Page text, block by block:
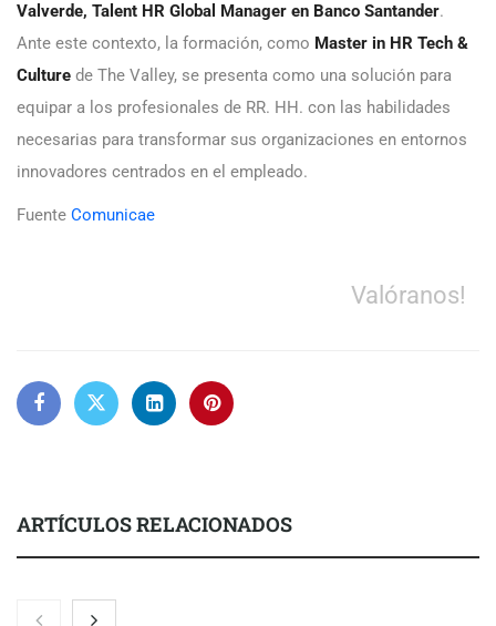
Valverde, Talent HR Global Manager en Banco Santander.
Ante este contexto, la formación, como Master in HR Tech &
Culture de The Valley, se presenta como una solución para
equipar a los profesionales de RR. HH. con las habilidades
necesarias para transformar sus organizaciones en entornos
innovadores centrados en el empleado.
Fuente Comunicae
Valóranos!
ARTÍCULOS RELACIONADOS
Nicols presenta seis modelos de anillos de compromiso para el